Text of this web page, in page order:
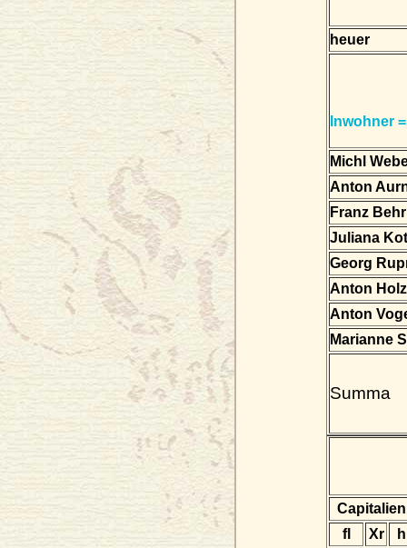
heuer
Inwohner
Michl
Anton
Franz
Juliana
Georg
Anton
Anton
Marianne
Summa
Capitalien
fl
Xr h